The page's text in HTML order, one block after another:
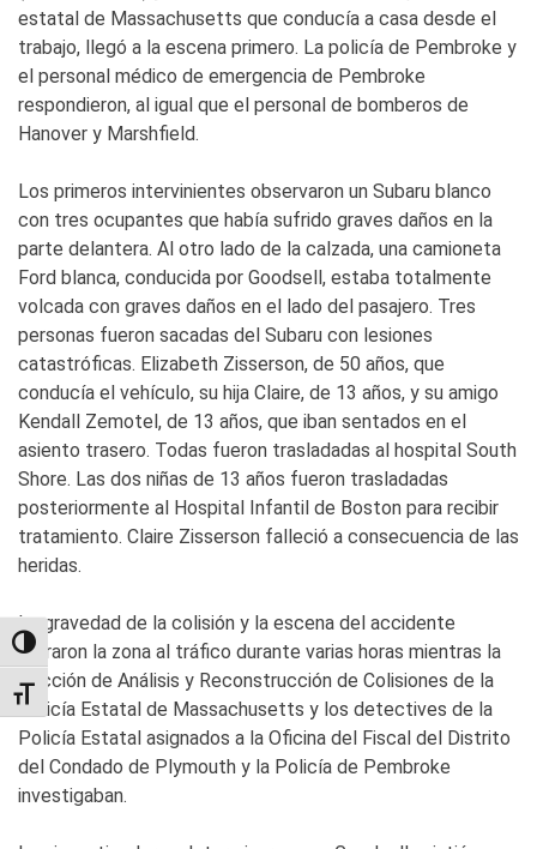
TOGGLE HIGH CONTRAST
TOGGLE FONT SIZE
estatal de Massachusetts que conducía a casa desde el
trabajo, llegó a la escena primero. La policía de Pembroke y
el personal médico de emergencia de Pembroke
respondieron, al igual que el personal de bomberos de
Hanover y Marshfield.
Los primeros intervinientes observaron un Subaru blanco
con tres ocupantes que había sufrido graves daños en la
parte delantera. Al otro lado de la calzada, una camioneta
Ford blanca, conducida por Goodsell, estaba totalmente
volcada con graves daños en el lado del pasajero. Tres
personas fueron sacadas del Subaru con lesiones
catastróficas. Elizabeth Zisserson, de 50 años, que
conducía el vehículo, su hija Claire, de 13 años, y su amigo
Kendall Zemotel, de 13 años, que iban sentados en el
asiento trasero. Todas fueron trasladadas al hospital South
Shore. Las dos niñas de 13 años fueron trasladadas
posteriormente al Hospital Infantil de Boston para recibir
tratamiento. Claire Zisserson falleció a consecuencia de las
heridas.
La gravedad de la colisión y la escena del accidente
cerraron la zona al tráfico durante varias horas mientras la
Sección de Análisis y Reconstrucción de Colisiones de la
Policía Estatal de Massachusetts y los detectives de la
Policía Estatal asignados a la Oficina del Fiscal del Distrito
del Condado de Plymouth y la Policía de Pembroke
investigaban.